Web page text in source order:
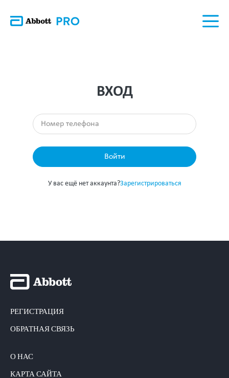
ВХОД
Войти
У вас ещё нет аккаунта?Зарегистрироваться
РЕГИСТРАЦИЯ
ОБРАТНАЯ СВЯЗЬ
О НАС
КАРТА САЙТА